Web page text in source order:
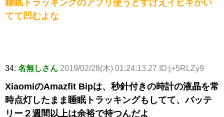
睡眠トラッキングのアプリ使うとすげえイビキかい
てて凹むよな
34: 名無しさん 2019/02/28(木) 01:24:13.27 ID:j+5RLZy9
XiaomiのAmazfit Bipは、秒針付きの時計の液晶を常
時点灯したまま睡眠トラッキングもしてて、バッテ
リー２週間以上は余裕で持つんだよ